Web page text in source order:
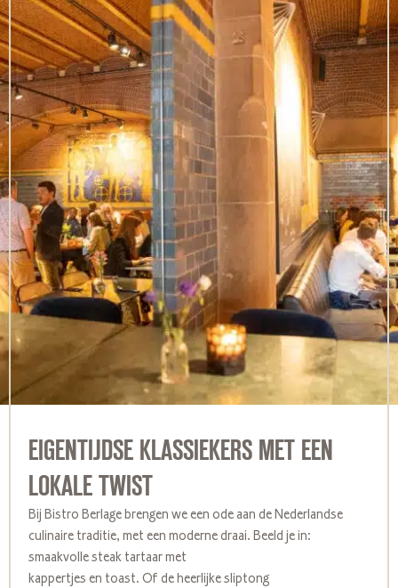
EIGENTIJDSE KLASSIEKERS MET EEN
LOKALE TWIST
Bij Bistro Berlage brengen we een ode aan de Nederlandse
culinaire traditie, met een moderne draai. Beeld je in:
smaakvolle steak tartaar met
kappertjes en toast. Of de heerlijke sliptong